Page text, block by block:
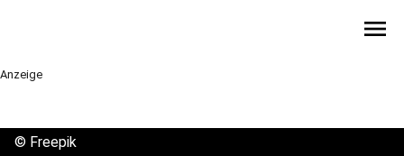
menu
Anzeige
© Freepik